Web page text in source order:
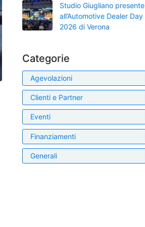
Studio Giugliano presente
all’Automotive Dealer Day
2026 di Verona
Categorie
Agevolazioni
Clienti e Partner
Eventi
Finanziamenti
Generali